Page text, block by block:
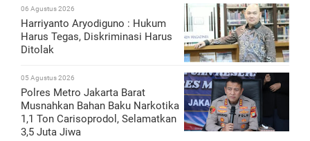
06 Agustus 2026
Harriyanto Aryodiguno : Hukum
Harus Tegas, Diskriminasi Harus
Ditolak
05 Agustus 2026
Polres Metro Jakarta Barat
Musnahkan Bahan Baku Narkotika
1,1 Ton Carisoprodol, Selamatkan
3,5 Juta Jiwa